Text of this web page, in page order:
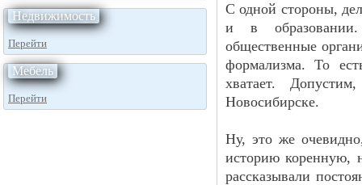
Недвижимость
Перейти
Мебель
Перейти
С одной стороны,
и в образовании.
общественные
формализма. То
хватает.
Новосибирске.
Ну, это же
историю коренную,
рассказывали